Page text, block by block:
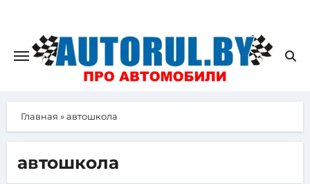
Главная »автошкола
автошкола